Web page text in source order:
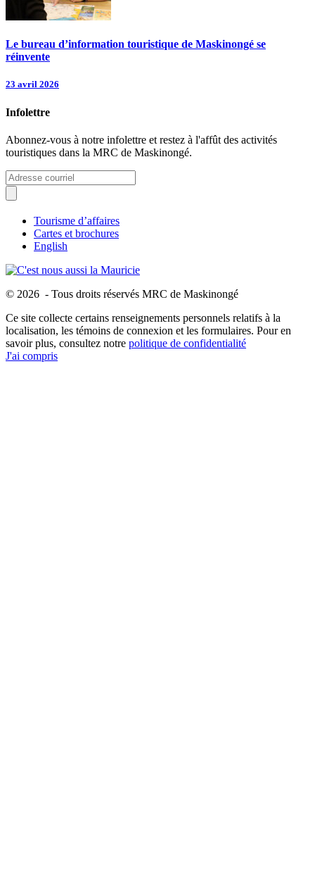
Le bureau d’information touristique de Maskinongé se
réinvente
23 avril 2026
Infolettre
Abonnez-vous à notre infolettre et restez à l'affût des activités
touristiques dans la MRC de Maskinongé.
Tourisme d’affaires
Cartes et brochures
English
© 2026 - Tous droits réservés MRC de Maskinongé
Ce site collecte certains renseignements personnels relatifs à la
localisation, les témoins de connexion et les formulaires. Pour en
savoir plus, consultez notre politique de confidentialité
J'ai compris